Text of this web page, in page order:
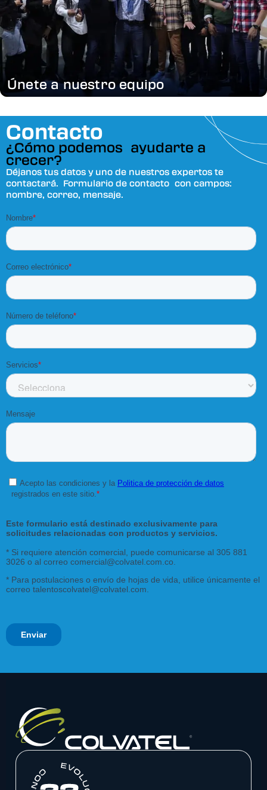
Únete a nuestro equipo
Contacto
¿Cómo podemos ayudarte a
crecer?
Déjanos tus datos y uno de nuestros expertos te
contactará. Formulario de contacto con campos:
nombre, correo, mensaje.